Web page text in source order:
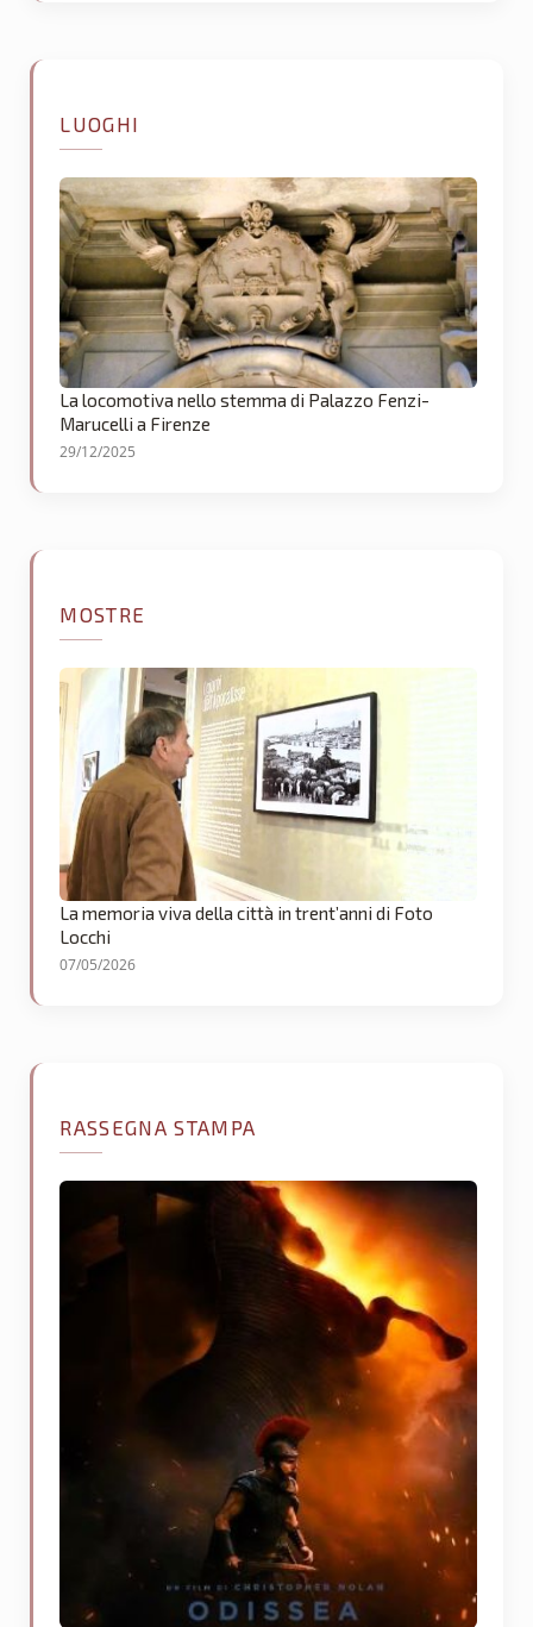
LUOGHI
La locomotiva nello stemma di Palazzo Fenzi-
Marucelli a Firenze
29/12/2025
MOSTRE
La memoria viva della città in trent’anni di Foto
Locchi
07/05/2026
RASSEGNA STAMPA